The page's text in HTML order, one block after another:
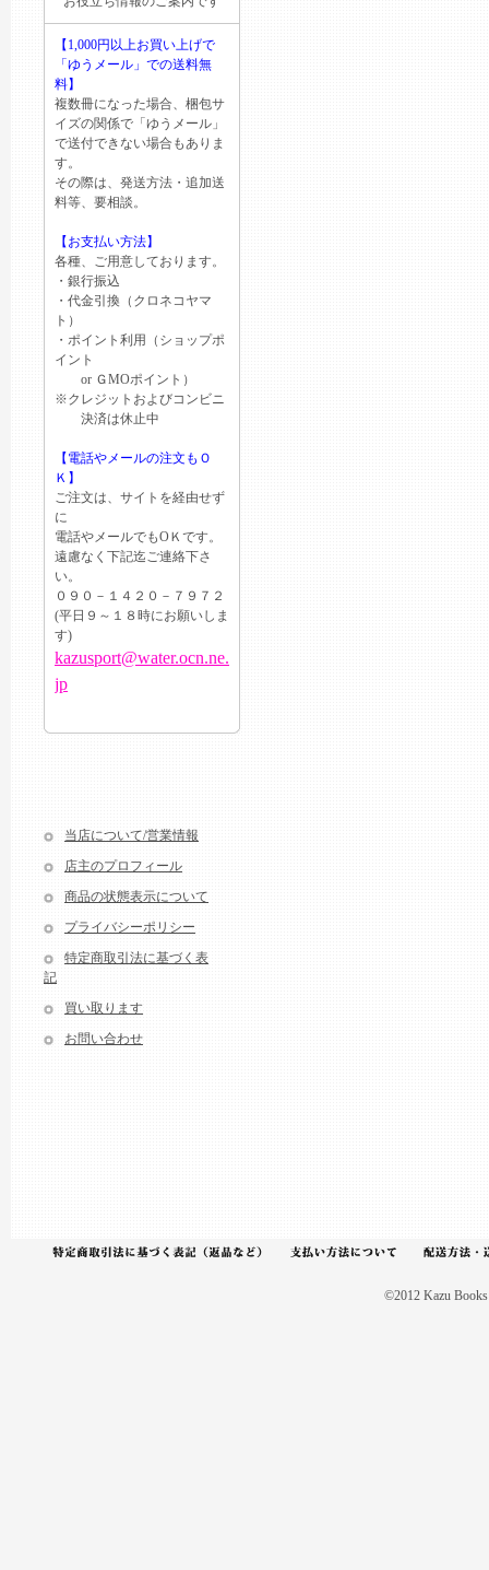
【1,000円以上お買い上げで
「ゆうメール」での送料無
料】
複数冊になった場合、梱包サ
イズの関係で「ゆうメール」
で送付できない場合もありま
す。
その際は、発送方法・追加送
料等、要相談。
【お支払い方法】
各種、ご用意しております。
・銀行振込
・代金引換（クロネコヤマ
ト）
・ポイント利用（ショップポ
イント
or ＧМОポイント）
※クレジットおよびコンビニ
決済は休止中
【電話やメールの注文もＯ
Ｋ】
ご注文は、サイトを経由せず
に
電話やメールでもОＫです。
遠慮なく下記迄ご連絡下さ
い。
０９０－１４２０－７９７２
(平日９～１８時にお願いしま
す)
kazusport@water.ocn.ne.
jp
当店について/営業情報
店主のプロフィール
商品の状態表示について
プライバシーポリシー
特定商取引法に基づく表
記
買い取ります
お問い合わせ
©2012 Kazu